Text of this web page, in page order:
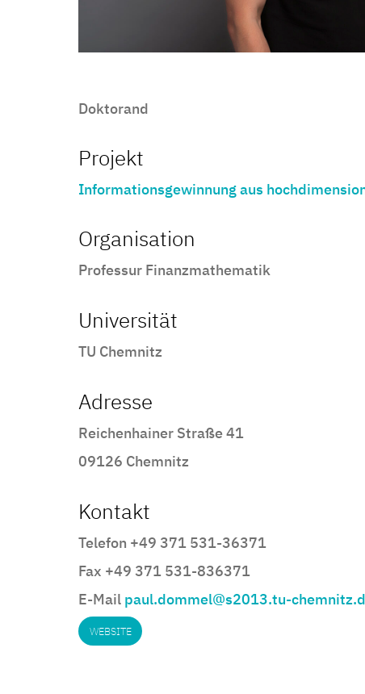
Doktorand
Projekt
Informationsgewinnung aus
Organisation
Professur Finanzmathematik
Universität
TU Chemnitz
Adresse
Reichenhainer Straße 41
09126 Chemnitz
Kontakt
Telefon +49 371 531-36371
Fax +49 371 531-836371
E-Mail paul.dommel@s2013.tu-
WEBSITE